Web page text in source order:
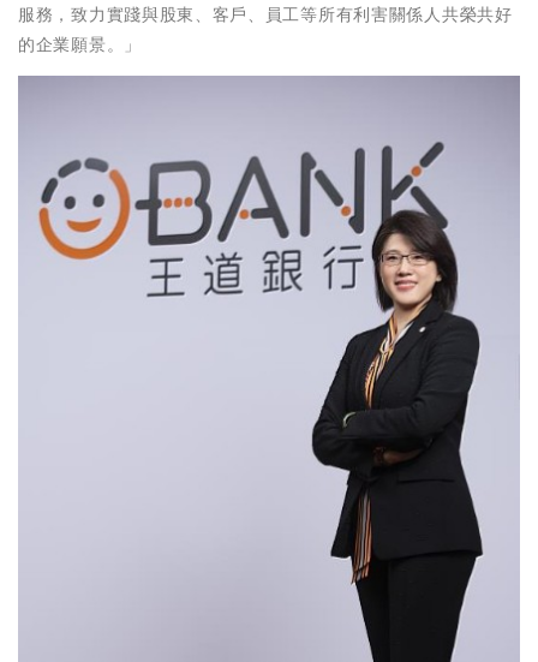
服務，致力實踐與股東、客戶、員工等所有利害關係人共榮共好
的企業願景。」